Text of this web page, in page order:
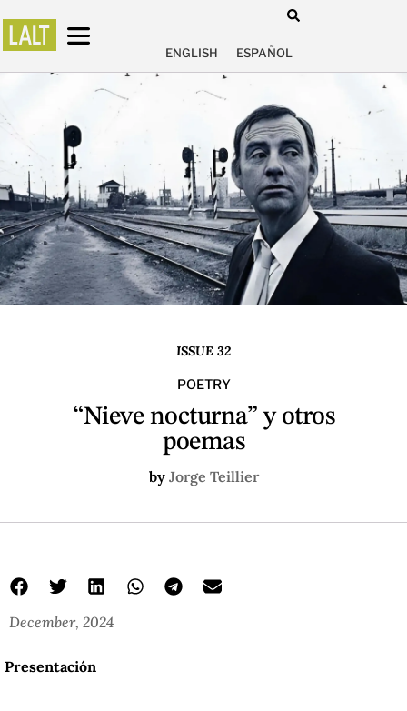
ENGLISH ESPAÑOL
ISSUE 32
POETRY
“Nieve nocturna” y otros
poemas
by Jorge Teillier
December, 2024
Presentación